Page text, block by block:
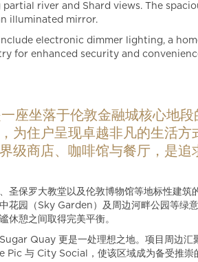
partial river and Shard views. The
illuminated mirror.
electronic dimmer lighting, a
for enhanced security and
座坐落于伦敦金融城核心地
为住户呈现卓越非凡的生活方
级商店、咖啡馆与餐厅，是
圣保罗大教堂以及伦敦博物馆等地标性建
花园（Sky Garden）及周边河畔公园等绿
休憩之间取得完美平衡。
Quay 更是一处理想之地。项目周边
与 City Social，使该区域成为备受推崇